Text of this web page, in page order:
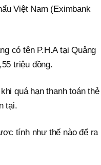
Việt Nam (Eximbank
có tên P.H.A tại Quảng
triệu đồng.
quá hạn thanh toán thẻ
tại.
tính như thế nào để ra